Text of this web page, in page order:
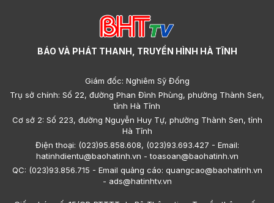
BÁO VÀ PHÁT THANH, TRUYỀN HÌNH HÀ TĨNH
Giám đốc: Nghiêm Sỹ Đống
Trụ sở chính: Số 22, đường Phan Đình Phùng, phường Thành Sen,
tỉnh Hà Tĩnh
Cơ sở 2: Số 223, đường Nguyễn Huy Tự, phường Thành Sen, tỉnh
Hà Tĩnh
Điện thoại: (023)95.858.608, (023)93.693.427 - Email:
hatinhdientu@baohatinh.vn - toasoan@baohatinh.vn
QC: (023)93.856.715 - Email quảng cáo: quangcao@baohatinh.vn
- ads@hatinhtv.vn